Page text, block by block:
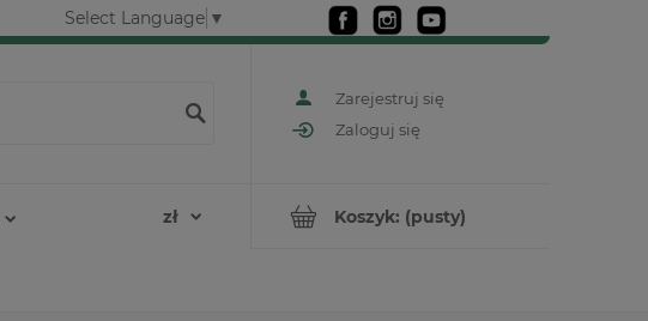
Select Language ▼
Zarejestruj się
Zaloguj się
Koszyk: (pusty)